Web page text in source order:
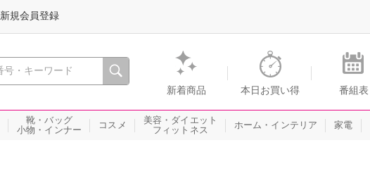
心おどる、瞬間を。通販・テレビショッピングのショップチャンネル
新着商品 本日お買い得 番組表
新規会員登録
靴・バッグ
小物・インナー
コスメ
美容・ダイエット
フィットネス
ホーム・インテリア 家電